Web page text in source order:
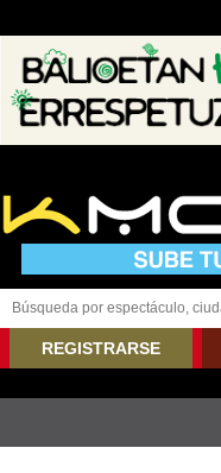
REGISTRARSE